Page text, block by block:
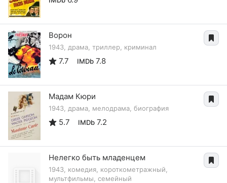
Ворон
1943, драма, триллер, криминал
7.7 IMDb 7.8
Мадам Кюри
1943, драма, мелодрама, биография
5.7 IMDb 7.2
Нелегко быть младенцем
1943, комедия, короткометражный,
мультфильмы, семейный